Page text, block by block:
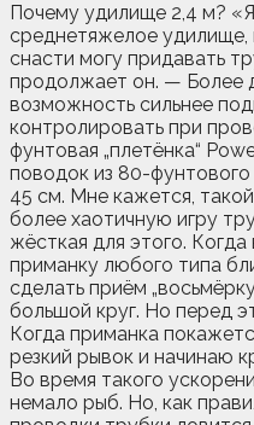
Почему удилище 2,4 м?
среднетяжелое удилище,
снасти могу придавать
продолжает он. — Более
возможность сильнее
контролировать при
фунтовая „плетёнка“
поводок из 80-
45 см. Мне кажется,
более хаотичную игру
жёсткая для этого.
приманку любого типа
сделать приём
большой круг. Но перед
Когда приманка
резкий рывок и начинаю
Во время такого
немало рыб. Но, как